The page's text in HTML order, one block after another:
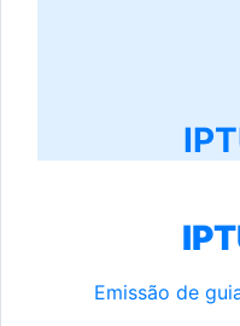
Emissão de